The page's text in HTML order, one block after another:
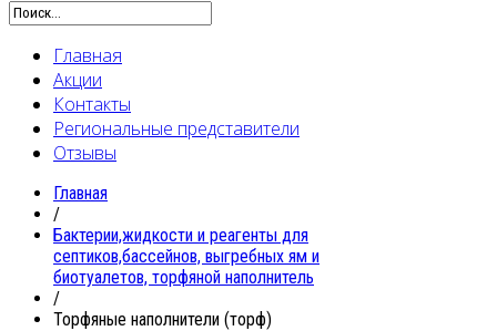
Главная
Акции
Контакты
Региональные представители
Отзывы
Главная
/
Бактерии,жидкости и реагенты для
септиков,бассейнов, выгребных ям и
биотуалетов, торфяной наполнитель
/
Торфяные наполнители (торф)